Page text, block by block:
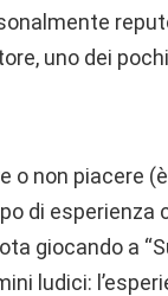
uno dei
o non piacere
di
giocando a
ludici: